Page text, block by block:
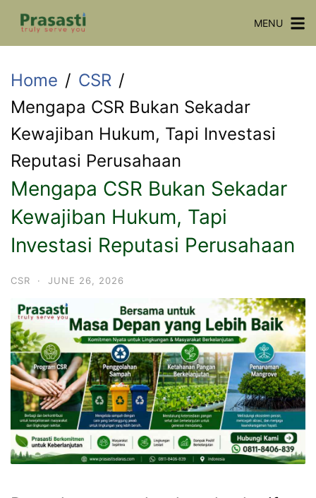
Skip
MENU
Home
CSR
Mengapa CSR Bukan Sekadar
Kewajiban Hukum, Tapi Investasi
Reputasi Perusahaan
Mengapa CSR Bukan Sekadar
Kewajiban Hukum, Tapi
Investasi Reputasi Perusahaan
CSR · JUNE 26, 2026